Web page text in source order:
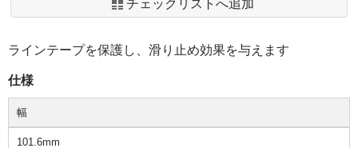
チェックリストへ追加
ラインテープを保護し、滑り止め効果を与えます
仕様
幅
101.6mm